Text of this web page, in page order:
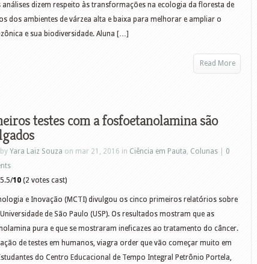
análises dizem respeito às transformações na ecologia da floresta de
dos ambientes de várzea alta e baixa para melhorar e ampliar o
e sua biodiversidade. Aluna […]
Read More
testes com a fosfoetanolamina são
Yara Laiz Souza on mar 21, 2016 in Ciência em Pauta, Colunas
0
10 (2 votes cast)
e Inovação (MCTI) divulgou os cinco primeiros relatórios sobre
de São Paulo (USP). Os resultados mostram que as
pura e que se mostraram ineficazes ao tratamento do câncer.
de testes em humanos, viagra order que vão começar muito em
do Centro Educacional de Tempo Integral Petrônio Portela,